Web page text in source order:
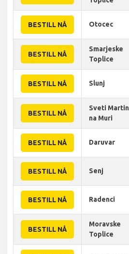
BESTILL NÅ Otocec
BESTILL NÅ
Smarjeske
Toplice
BESTILL NÅ Slunj
BESTILL NÅ
Sveti Martin
na Muri
BESTILL NÅ Daruvar
BESTILL NÅ Senj
BESTILL NÅ Radenci
BESTILL NÅ
Moravske
Toplice